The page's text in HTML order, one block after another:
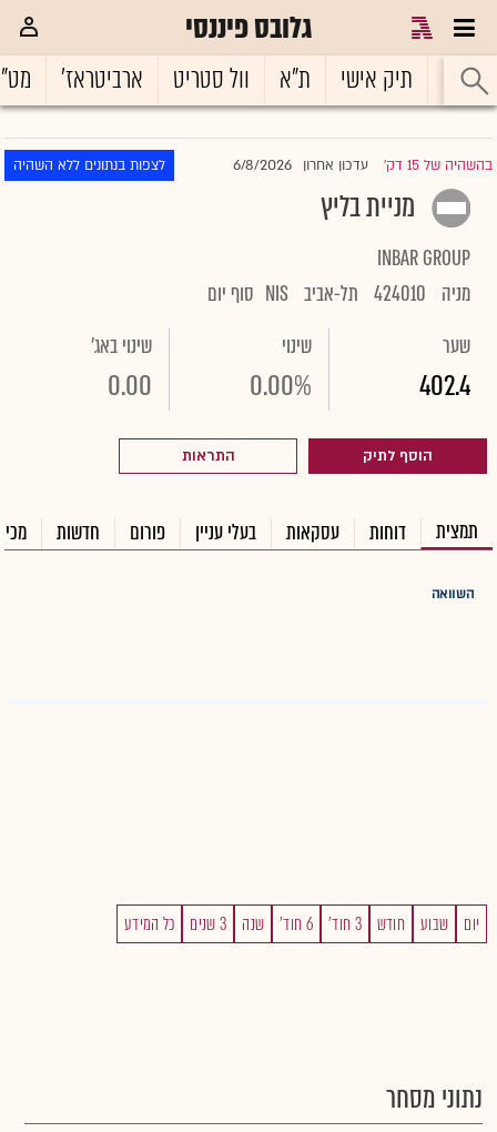
גלובס פיננסי
ראשי תיק אישי ת"א וול סטריט ארביטראז'
בהשהיה של 15 דק' |עדכון אחרון 6/8/2026 לצפות בנתונים ללא השהיה
מניית בליץ
INBAR GROUP
מניה
424010 תל-אביב NIS סוף יום
שער
402.4
שינוי
0.00%
שינוי באג'
0.00
הוסף לתיק התראות
תמצית דוחות עסקאות בעלי עניין פורום חדשות
השוואה
יום שבוע חודש 3 חוד' 6 חוד' שנה 3 שנים כל המידע
נתוני מסחר